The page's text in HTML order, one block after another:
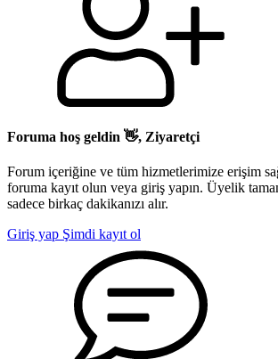
Foruma hoş geldin 👋, Ziyaretçi
Forum içeriğine ve tüm hizmetlerimize erişim
foruma kayıt olun veya giriş yapın. Üyelik
sadece birkaç dakikanızı alır.
Giriş yap Şimdi kayıt ol